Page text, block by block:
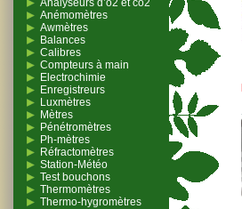
Analyseurs d’o2 et co2
Anémomètres
Awmètres
Balances
Calibres
Compteurs à main
Electrochimie
Enregistreurs
Luxmètres
Mètres
Pénétromètres
Ph-mètres
Réfractomètres
Station-Météo
Test bouchons
Thermomètres
Thermo-hygromètres